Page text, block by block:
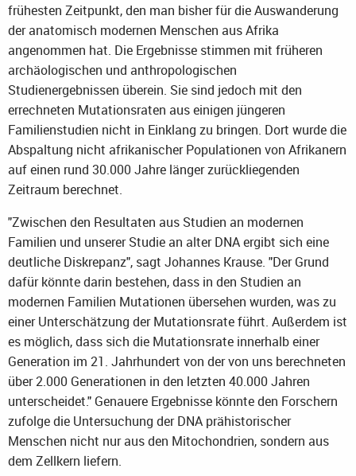
frühesten Zeitpunkt, den man bisher für die Auswanderung
der anatomisch modernen Menschen aus Afrika
angenommen hat. Die Ergebnisse stimmen mit früheren
archäologischen und anthropologischen
Studienergebnissen überein. Sie sind jedoch mit den
errechneten Mutationsraten aus einigen jüngeren
Familienstudien nicht in Einklang zu bringen. Dort wurde die
Abspaltung nicht afrikanischer Populationen von Afrikanern
auf einen rund 30.000 Jahre länger zurückliegenden
Zeitraum berechnet.
"Zwischen den Resultaten aus Studien an modernen
Familien und unserer Studie an alter DNA ergibt sich eine
deutliche Diskrepanz", sagt Johannes Krause. "Der Grund
dafür könnte darin bestehen, dass in den Studien an
modernen Familien Mutationen übersehen wurden, was zu
einer Unterschätzung der Mutationsrate führt. Außerdem ist
es möglich, dass sich die Mutationsrate innerhalb einer
Generation im 21. Jahrhundert von der von uns berechneten
über 2.000 Generationen in den letzten 40.000 Jahren
unterscheidet." Genauere Ergebnisse könnte den Forschern
zufolge die Untersuchung der DNA prähistorischer
Menschen nicht nur aus den Mitochondrien, sondern aus
dem Zellkern liefern.